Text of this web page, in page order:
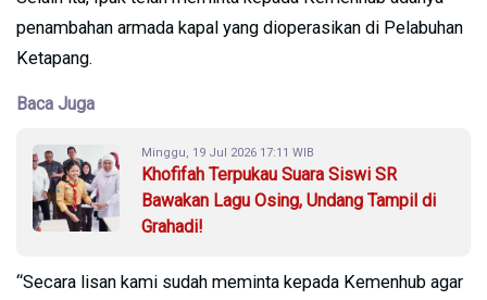
penambahan armada kapal yang dioperasikan di Pelabuhan
Ketapang.
Baca Juga
Minggu, 19 Jul 2026 17:11 WIB
Khofifah Terpukau Suara Siswi SR
Bawakan Lagu Osing, Undang Tampil di
Grahadi!
“Secara lisan kami sudah meminta kepada Kemenhub agar